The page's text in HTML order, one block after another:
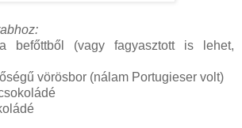
befőttből (vagy fagyasztott is lehet,
vörösbor (nálam Portugieser volt)